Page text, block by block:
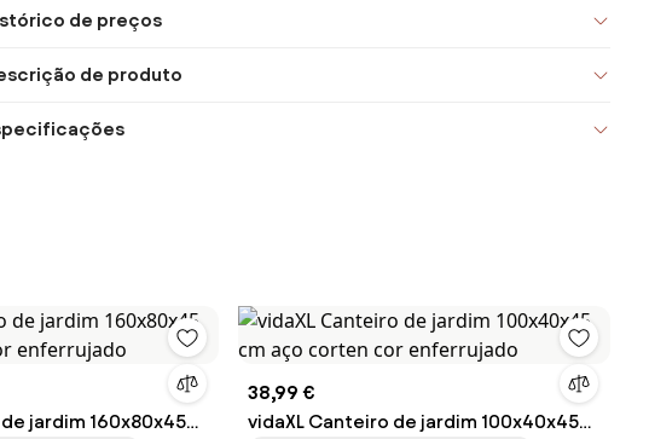
de preços
de produto
jardim 160x80x45
38,99 €
vidaXL Canteiro de jardim 100x40x45